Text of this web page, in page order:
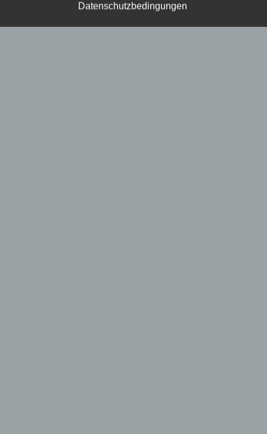
die Organisation, das Ordnen, die Speicherung, die
die Offenlegung durch Übermittlung, Verbreitung
Datenschutzbedingungen